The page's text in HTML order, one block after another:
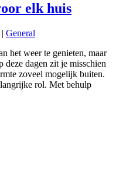
elk huis
| General
het weer te genieten, maar
deze dagen zit je misschien
zoveel mogelijk buiten.
rol. Met behulp